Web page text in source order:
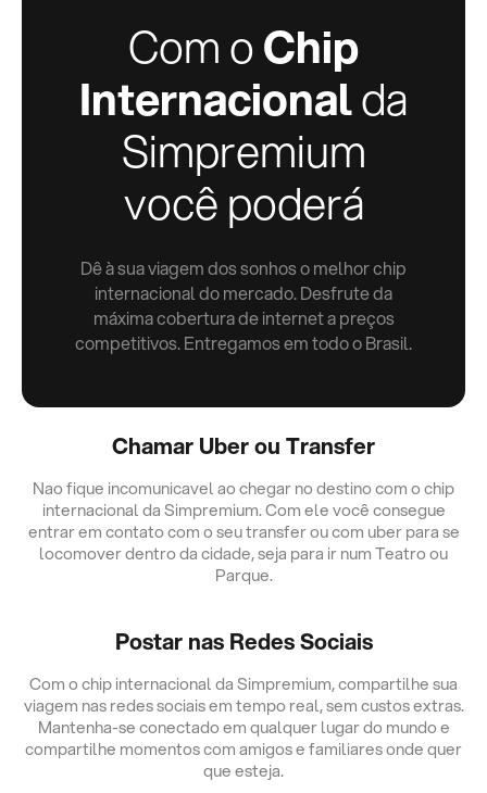
Com oChip
Internacionalda
Simpremium
você poderá
Dê à sua viagem dos sonhos o melhor chip
internacional do mercado. Desfrute da
máxima cobertura de internet a preços
competitivos. Entregamos em todo o Brasil.
Chamar Uber ou Transfer
Nao fique incomunicavel ao chegar no destino com o chip
internacional da Simpremium. Com ele você consegue
entrar em contato com o seu transfer ou com uber para se
locomover dentro da cidade, seja para ir num Teatro ou
Parque.
Postar nas Redes Sociais
Com o chip internacional da Simpremium, compartilhe sua
viagem nas redes sociais em tempo real, sem custos extras.
Mantenha-se conectado em qualquer lugar do mundo e
compartilhe momentos com amigos e familiares onde quer
que esteja.